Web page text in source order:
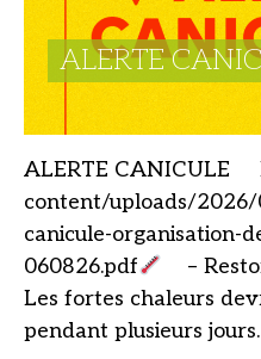
ALERTE
ALERTE CANICULE
content/uploads/
canicule-organisation-
060826.pdf
–
Les fortes chaleurs
pendant plusieurs jours.